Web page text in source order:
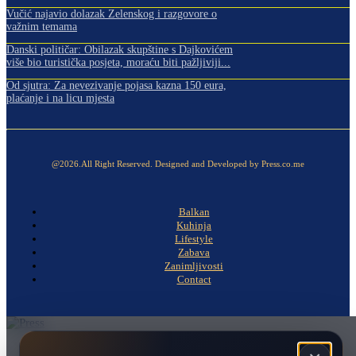
Vučić najavio dolazak Zelenskog i razgovore o
važnim temama
Danski političar: Obilazak skupštine s Dajkovićem
više bio turistička posjeta, moraću biti pažljiviji...
Od sjutra: Za nevezivanje pojasa kazna 150 eura,
plaćanje i na licu mjesta
@2026.All Right Reserved. Designed and Developed by Press.co.me
Balkan
Kuhinja
Lifestyle
Zabava
Zanimljivosti
Contact